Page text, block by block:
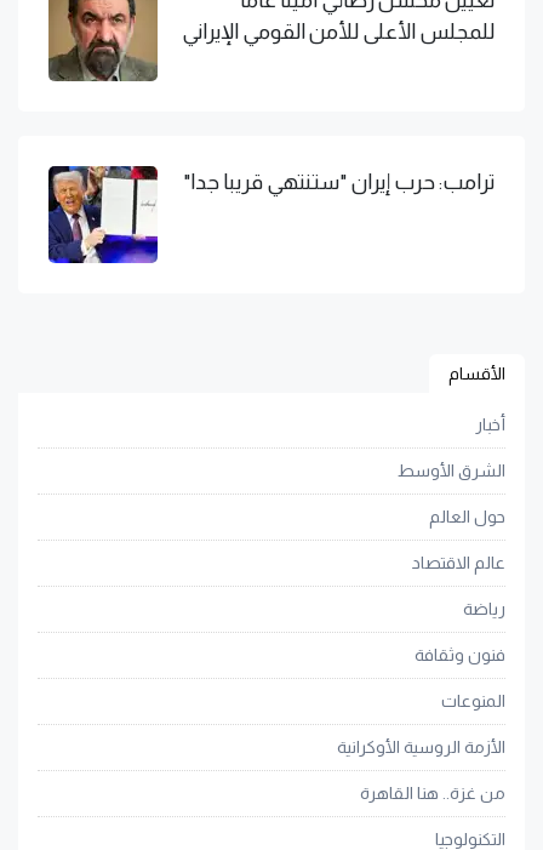
للمجلس الأعلى للأمن القومي الإيراني
ترامب: حرب إيران "ستنتهي قريبا جدا"
الأقسام
أخبار
الشرق الأوسط
حول العالم
عالم الاقتصاد
رياضة
فنون وثقافة
المنوعات
الأزمة الروسية الأوكرانية
من غزة.. هنا القاهرة
التكنولوجيا